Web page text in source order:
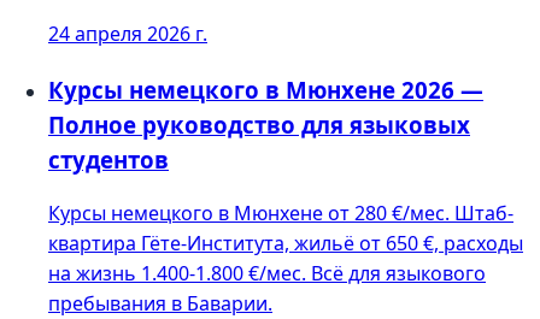
24 апреля 2026 г.
Курсы немецкого в Мюнхене 2026 —
Полное руководство для языковых
студентов
Курсы немецкого в Мюнхене от 280 €/мес. Штаб-
квартира Гёте-Института, жильё от 650 €, расходы
на жизнь 1.400-1.800 €/мес. Всё для языкового
пребывания в Баварии.